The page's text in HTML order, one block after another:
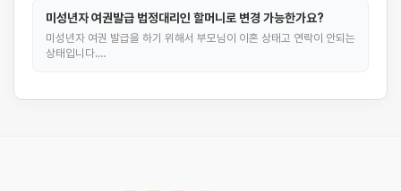
미성년자 여권발급 법정대리인 할머니로 변경 가능한가요?
미성년자 여권 발급을 하기 위해서 부모님이 이혼 상태고 연락이 안되는
상태입니다.…